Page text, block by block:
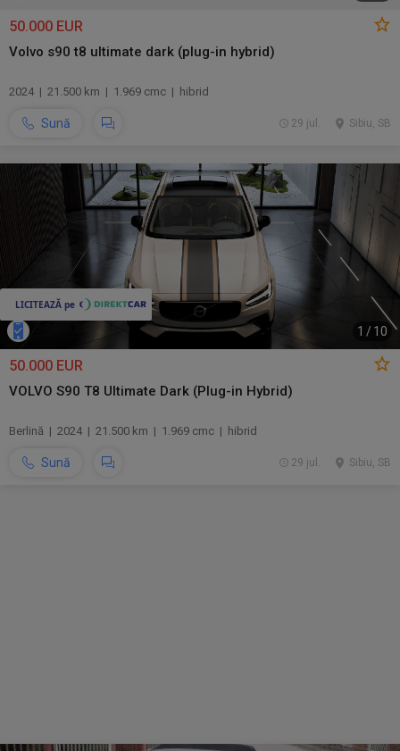
50.000 EUR
Volvo s90 t8 ultimate dark (plug-in hybrid)
2024 | 21.500 km | 1.969 cmc | hibrid
Sună Sibiu, SB
29 jul.
1 / 10
50.000 EUR
VOLVO S90 T8 Ultimate Dark (Plug-in Hybrid)
Berlină | 2024 | 21.500 km | 1.969 cmc | hibrid
Sună Sibiu, SB
29 jul.